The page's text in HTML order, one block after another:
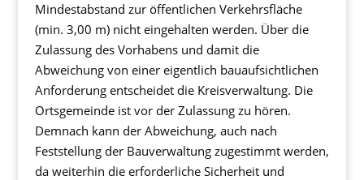
Mindestabstand zur öffentlichen Verkehrsfläche
(min. 3,00 m) nicht eingehalten werden. Über die
Zulassung des Vorhabens und damit die
Abweichung von einer eigentlich bauaufsichtlichen
Anforderung entscheidet die Kreisverwaltung. Die
Ortsgemeinde ist vor der Zulassung zu hören.
Demnach kann der Abweichung, auch nach
Feststellung der Bauverwaltung zugestimmt werden,
da weiterhin die erforderliche Sicherheit und